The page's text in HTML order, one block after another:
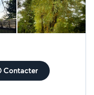
Contacter